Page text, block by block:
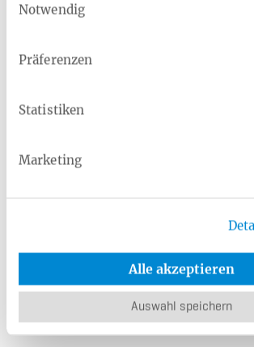
Notwendig
Präferenzen
Statistiken
Marketing
Alle akzeptieren
Auswahl speichern
Informationen für
Ost/West ab dem 01.01.2025
Informationen für
Materialien herunterladen.
Zum Download-Bereich